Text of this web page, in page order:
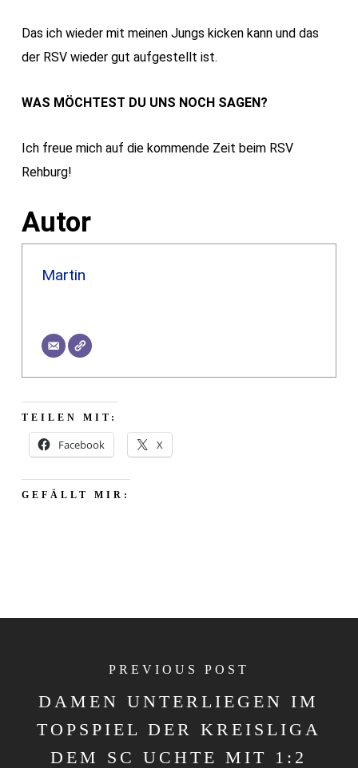
Das ich wieder mit meinen Jungs kicken kann und das
der RSV wieder gut aufgestellt ist.
WAS MÖCHTEST DU UNS NOCH SAGEN?
Ich freue mich auf die kommende Zeit beim RSV
Rehburg!
Autor
Martin
TEILEN MIT:
Facebook X
GEFÄLLT MIR:
PREVIOUS POST
DAMEN UNTERLIEGEN IM
TOPSPIEL DER KREISLIGA
DEM SC UCHTE MIT 1:2